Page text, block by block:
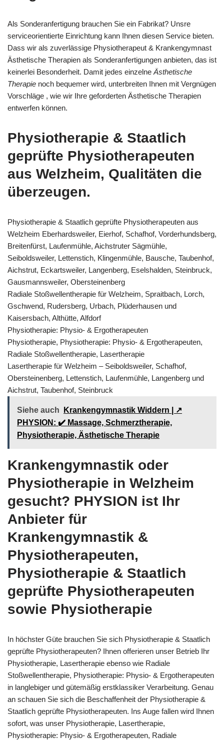
Als Sonderanfertigung brauchen Sie ein Fabrikat? Unsre
serviceorientierte Einrichtung kann Ihnen diesen Service bieten.
Dass wir als zuverlässige Physiotherapeut & Krankengymnast
Ästhetische Therapien als Sonderanfertigungen anbieten, das ist
keinerlei Besonderheit. Damit jedes einzelne Ästhetische
Therapie noch bequemer wird, unterbreiten Ihnen mit Vergnügen
Vorschläge , wie wir Ihre geforderten Ästhetische Therapien
entwerfen können.
Physiotherapie & Staatlich
geprüfte Physiotherapeuten
aus Welzheim, Qualitäten die
überzeugen.
Physiotherapie & Staatlich geprüfte Physiotherapeuten aus
Welzheim Eberhardsweiler, Eierhof, Schafhof, Vorderhundsberg,
Breitenfürst, Laufenmühle, Aichstruter Sägmühle,
Seiboldsweiler, Lettenstich, Klingenmühle, Bausche, Taubenhof,
Aichstrut, Eckartsweiler, Langenberg, Eselshalden, Steinbruck,
Gausmannsweiler, Obersteinenberg
Radiale Stoßwellentherapie für Welzheim, Spraitbach, Lorch,
Gschwend, Rudersberg, Urbach, Plüderhausen und
Kaisersbach, Althütte, Alfdorf
Physiotherapie: Physio- & Ergotherapeuten
Physiotherapie, Physiotherapie: Physio- & Ergotherapeuten,
Radiale Stoßwellentherapie, Lasertherapie
Lasertherapie für Welzheim – Seiboldsweiler, Schafhof,
Obersteinenberg, Lettenstich, Laufenmühle, Langenberg und
Aichstrut, Taubenhof, Steinbruck
Siehe auch
Krankengymnastik Widdern | ↗️
PHYSION: ✔️ Massage, Schmerztherapie,
Physiotherapie, Ästhetische Therapie
Krankengymnastik oder
Physiotherapie in Welzheim
gesucht? PHYSION ist Ihr
Anbieter für
Krankengymnastik &
Physiotherapeuten,
Physiotherapie & Staatlich
geprüfte Physiotherapeuten
sowie Physiotherapie
In höchster Güte brauchen Sie sich Physiotherapie & Staatlich
geprüfte Physiotherapeuten? Ihnen offerieren unser Betrieb Ihr
Physiotherapie, Lasertherapie ebenso wie Radiale
Stoßwellentherapie, Physiotherapie: Physio- & Ergotherapeuten
in langlebiger und gütemäßig erstklassiker Verarbeitung. Genau
an schauen Sie sich die Beschaffenheit der Physiotherapie &
Staatlich geprüfte Physiotherapeuten. Ins Auge fallen wird Ihnen
sofort, was unser Physiotherapie, Lasertherapie,
Physiotherapie: Physio- & Ergotherapeuten, Radiale